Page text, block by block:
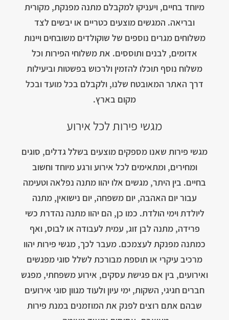
מיוחד בחיים, ויעניקו למקבלם מתנה מפנקת, מקורית
ובריאה. המגשים מוצעים כטריים או יבשים לצד
משלוחים מגרים נוספים של שוקולדים משובחים ויינות
אדומים, לבנים ותוססים. את משלוחי הפירות וכל
משלוח נוסף תוכלו להזמין ולרכוש בפשטות וביעילות
דרך האתר המאובטח שלנו, ולקבלם בכל מועד ובכל
מקום בארץ.
מגשי פירות לכל אירוע
מגשי פירות שאנו מספקים מוצעים בשלל גדלים, סוגים
ומחירים, ומתאימים לכל אירוע ורגע מיוחד וחשוב
בחיים. בין היתר, מגשים אלו יהוו מתנה נפלאה וטעימה
עבור יום האהבה, יום משפחה, יום נישואין, מתנה
ליולדת וימי הולדת. כמו כן, הם יהוו מתנה נהדרת כשי
פרידה, מתנה לבן זוג, עמית לעבודה או לבוס, ואף
כמתנה מפנקת לעצמכם. מעבר לכך, מגשי פירות יהוו
מרכיב עיקרי או תוספת מבורכת לשלל סוגי מפגשים
ואירועים, בין אם פגישת עסקים, אירוע משפחתי, מפגש
חברים חגיגי, השקות, ימי עיון ולעוד מגוון סוגי אירועים
שבהם אתם רוצים לפנק את המוזמנים במנת פירות